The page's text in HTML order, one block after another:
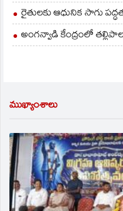
రైతులకు ఆధునిక సాగు
అంగన్వాడి కేంద్రంలో
ముఖ్యాంశాలు